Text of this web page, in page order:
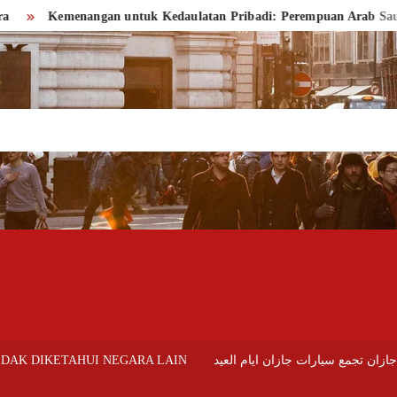
untuk Kedaulatan Pribadi: Perempuan Arab Saudi
DIKETAHUI NEGARA LAIN تجمع سيارات جازان ايام العيد